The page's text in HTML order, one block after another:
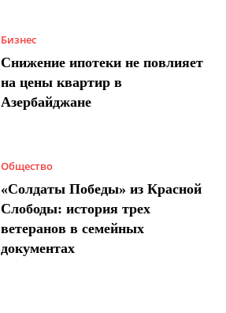
Бизнес
Снижение ипотеки не повлияет
на цены квартир в
Азербайджане
Общество
«Солдаты Победы» из Красной
Слободы: история трех
ветеранов в семейных
документах